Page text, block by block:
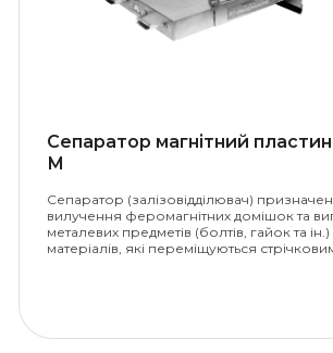
Сепаратор магнітний
М
Сепаратор (залізовідділювач)
вилучення феромагнітних домішок та
металевих предметів (болтів, гайок та ін.)
матеріалів, які переміщуються